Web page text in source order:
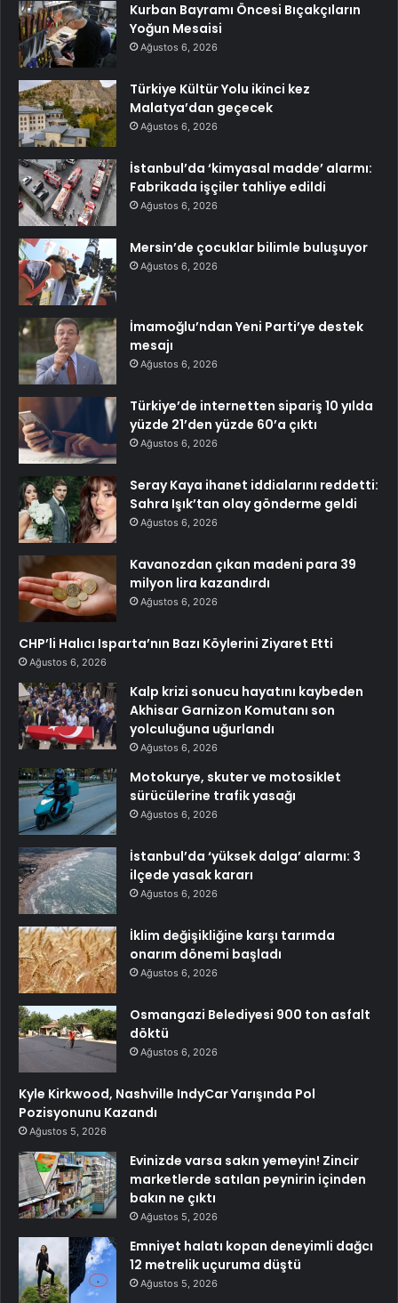
Kurban Bayramı Öncesi Bıçakçıların
Yoğun Mesaisi
Ağustos 6, 2026
Türkiye Kültür Yolu ikinci kez
Malatya’dan geçecek
Ağustos 6, 2026
İstanbul’da ‘kimyasal madde’ alarmı:
Fabrikada işçiler tahliye edildi
Ağustos 6, 2026
Mersin’de çocuklar bilimle buluşuyor
Ağustos 6, 2026
İmamoğlu’ndan Yeni Parti’ye destek
mesajı
Ağustos 6, 2026
Türkiye’de internetten sipariş 10 yılda
yüzde 21’den yüzde 60’a çıktı
Ağustos 6, 2026
Seray Kaya ihanet iddialarını reddetti:
Sahra Işık’tan olay gönderme geldi
Ağustos 6, 2026
Kavanozdan çıkan madeni para 39
milyon lira kazandırdı
Ağustos 6, 2026
CHP’li Halıcı Isparta’nın Bazı Köylerini Ziyaret Etti
Ağustos 6, 2026
Kalp krizi sonucu hayatını kaybeden
Akhisar Garnizon Komutanı son
yolculuğuna uğurlandı
Ağustos 6, 2026
Motokurye, skuter ve motosiklet
sürücülerine trafik yasağı
Ağustos 6, 2026
İstanbul’da ‘yüksek dalga’ alarmı: 3
ilçede yasak kararı
Ağustos 6, 2026
İklim değişikliğine karşı tarımda
onarım dönemi başladı
Ağustos 6, 2026
Osmangazi Belediyesi 900 ton asfalt
döktü
Ağustos 6, 2026
Kyle Kirkwood, Nashville IndyCar Yarışında Pol
Pozisyonunu Kazandı
Ağustos 5, 2026
Evinizde varsa sakın yemeyin! Zincir
marketlerde satılan peynirin içinden
bakın ne çıktı
Ağustos 5, 2026
Emniyet halatı kopan deneyimli dağcı
12 metrelik uçuruma düştü
Ağustos 5, 2026